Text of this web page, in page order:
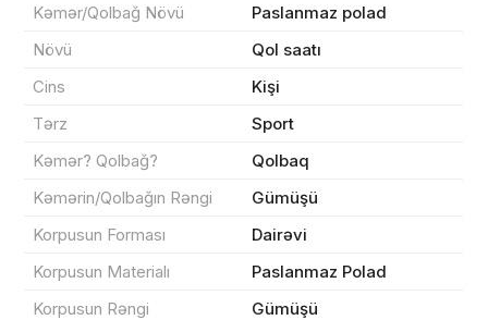
Kəmər/Qolbağ Növü
Paslanmaz polad
Növü
Qol saatı
Cins
Kişi
Tərz
Sport
Kəmər? Qolbağ?
Qolbaq
Kəmərin/Qolbağın Rəngi
Gümüşü
Korpusun Forması
Dairəvi
Korpusun Materialı
Paslanmaz Polad
Korpusun Rəngi
Gümüşü
Çatdırılma